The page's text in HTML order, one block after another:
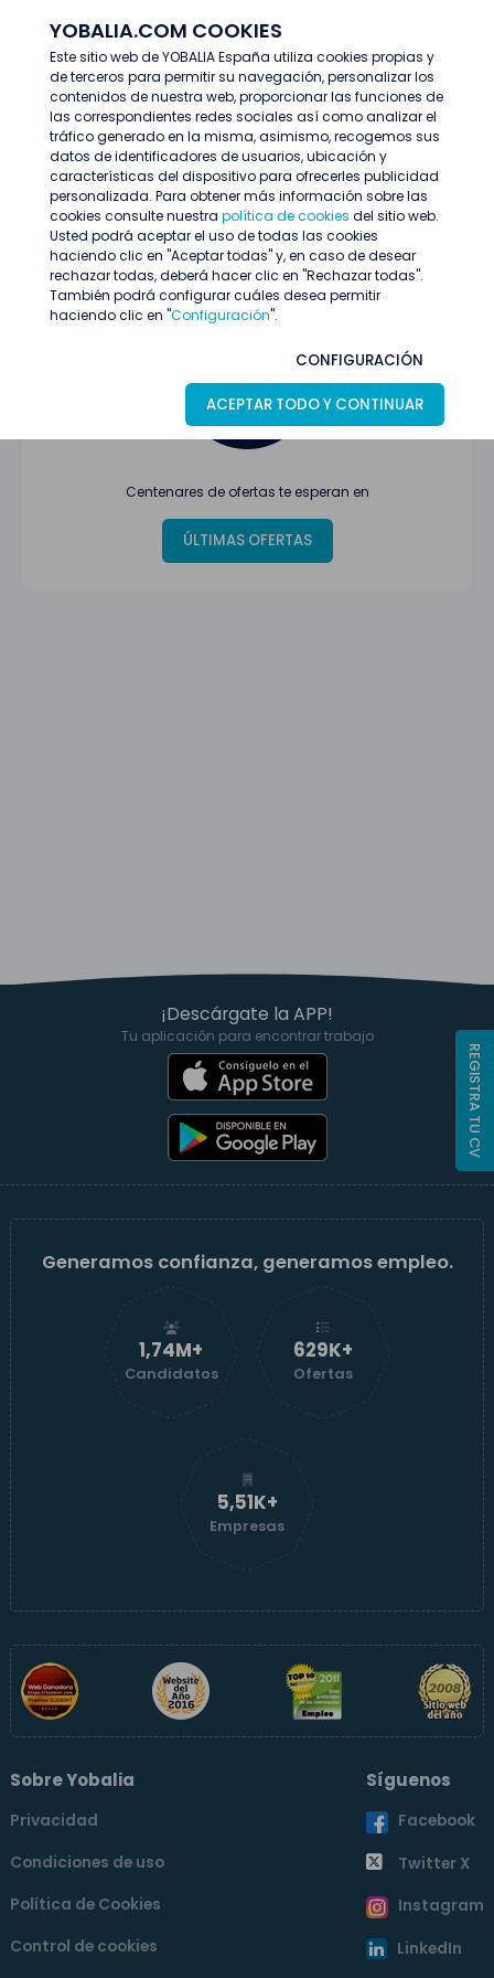
YOBALIA.COM COOKIES
Este sitio web de YOBALIA España utiliza cookies propias y
de terceros para permitir su navegación, personalizar los
contenidos de nuestra web, proporcionar las funciones de
las correspondientes redes sociales así como analizar el
tráfico generado en la misma, asimismo, recogemos sus
datos de identificadores de usuarios, ubicación y
características del dispositivo para ofrecerles publicidad
personalizada. Para obtener más información sobre las
cookies consulte nuestra política de cookies del sitio web.
Usted podrá aceptar el uso de todas las cookies
haciendo clic en "Aceptar todas" y, en caso de desear
rechazar todas, deberá hacer clic en "Rechazar todas".
También podrá configurar cuáles desea permitir
haciendo clic en "Configuración".
CONFIGURACIÓN
ACEPTAR TODO Y CONTINUAR
Últimas ofertas
Oferta no encontrada o ha finalizado su
proceso de selección
Centenares de ofertas te esperan en
ÚLTIMAS OFERTAS
¡Descárgate la APP!
Tu aplicación para encontrar trabajo
Generamos confianza, generamos empleo.
1,74M+
Candidatos
629K+
Ofertas
5,52K+
Empresas
Sobre Yobalia
Privacidad
Condiciones de uso
Política de Cookies
Control de cookies
Síguenos
Facebook
Twitter X
Instagram
LinkedIn
REGISTRA TU CV